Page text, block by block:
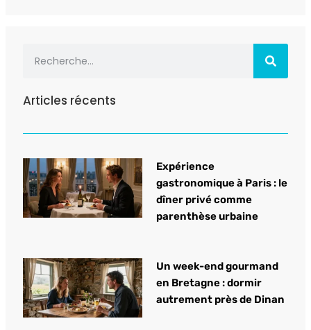
Articles récents
Expérience
gastronomique à Paris : le
dîner privé comme
parenthèse urbaine
Un week-end gourmand
en Bretagne : dormir
autrement près de Dinan